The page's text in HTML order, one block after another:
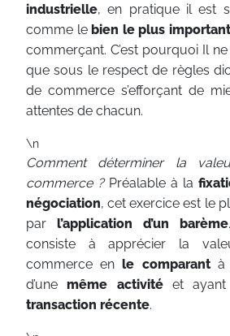
industrielle, en pratique il est
comme le bien le plus important
commerçant. C’est pourquoi Il
que sous le respect de règles
de commerce s’efforçant de
attentes de chacun.
\n
Comment déterminer la
commerce ?Préalable à la
négociation, cet exercice est le
par l’application d’un barème
consiste à apprécier la
commerce enle comparantà
d’unemême activitéet ayant
transaction récente.